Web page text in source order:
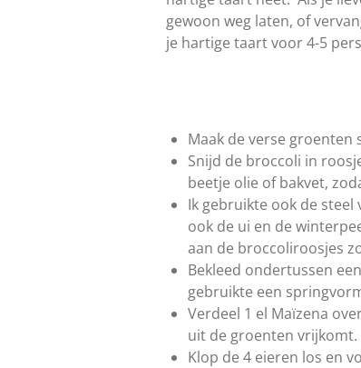
g
:
0
n
n
gewoon weg laten, of
je hartige taart voor 4-5
Maak de verse groenten
Snijd de broccoli in
beetje olie of bakvet,
Ik gebruikte ook de steel
ook de ui en de
aan de broccoliroosjes
Bekleed ondertussen
gebruikte een
Verdeel 1 el Maïzena
uit de groenten vrijkomt.
Klop de 4 eieren los en